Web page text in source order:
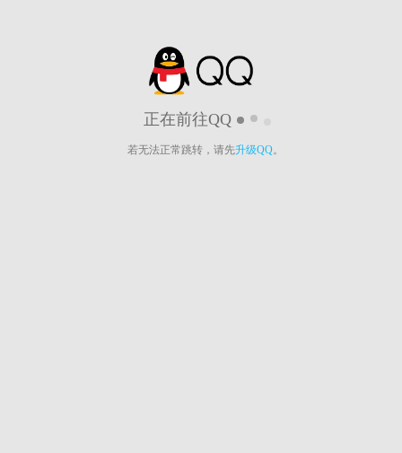
正在前往QQ
若无法正常跳转，请先升级QQ。